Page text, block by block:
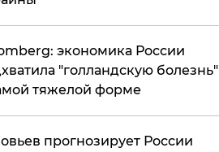
экономика России
"голландскую болезнь"
тяжелой форме
прогнозирует России